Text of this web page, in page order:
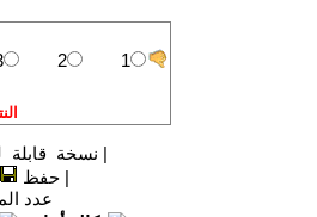
| نسخة قابلة
|حفظ
عدد